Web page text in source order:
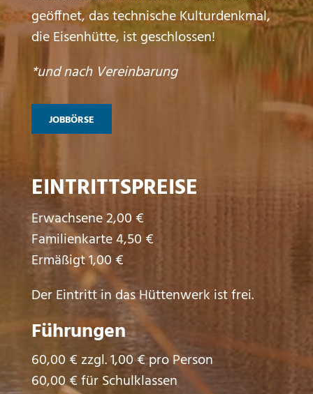
geöffnet, das technische Kulturdenkmal,
die Eisenhütte, ist geschlossen!
*und nach Vereinbarung
JOBBÖRSE
EINTRITTSPREISE
Erwachsene 2,00 €
Familienkarte 4,50 €
Ermäßigt 1,00 €
Der Eintritt in das Hüttenwerk ist frei.
Führungen
60,00 € zzgl. 1,00 € pro Person
60,00 € für Schulklassen